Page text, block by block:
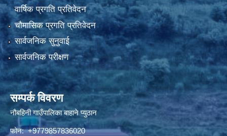
वार्षिक प्रगति प्रतिवेदन
चौमासिक प्रगति प्रतिवेदन
सार्वजनिक सुनुवाई
सार्वजनिक परीक्षण
सम्पर्क विवरण
नौबहिनी गाउँपालिका बाहाने प्युठान
फोन: +9779857836020